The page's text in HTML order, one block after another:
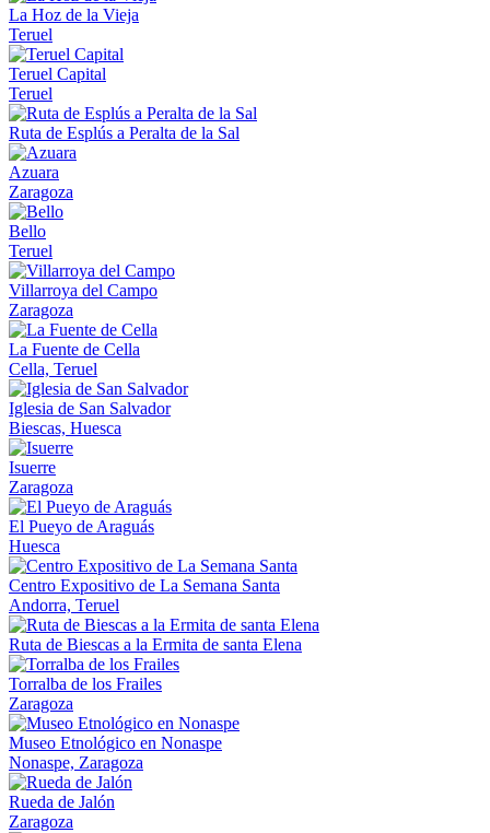
La Hoz de la Vieja
Teruel
Teruel Capital
Teruel
Ruta de Esplús a Peralta de la Sal
Azuara
Zaragoza
Bello
Teruel
Villarroya del Campo
Zaragoza
La Fuente de Cella
Cella, Teruel
Iglesia de San Salvador
Biescas, Huesca
Isuerre
Zaragoza
El Pueyo de Araguás
Huesca
Centro Expositivo de La Semana Santa
Andorra, Teruel
Ruta de Biescas a la Ermita de santa Elena
Torralba de los Frailes
Zaragoza
Museo Etnológico en Nonaspe
Nonaspe, Zaragoza
Rueda de Jalón
Zaragoza